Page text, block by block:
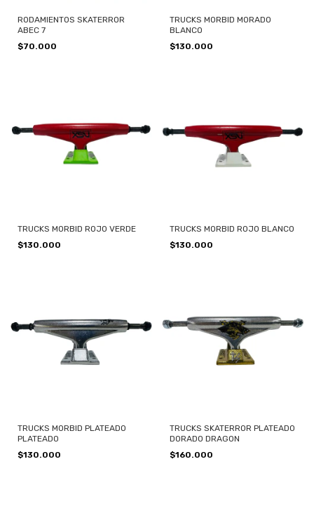
RODAMIENTOS SKATERROR
ABEC 7
$70.000
TRUCKS MORBID MORADO
BLANCO
$130.000
TRUCKS MORBID ROJO VERDE
$130.000
TRUCKS MORBID ROJO BLANCO
$130.000
TRUCKS MORBID PLATEADO
PLATEADO
$130.000
TRUCKS SKATERROR PLATEADO
DORADO DRAGON
$160.000